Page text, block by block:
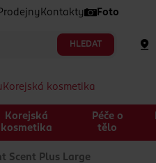
Kontakty Foto
HLEDAT
Korejská kosmetika
Korejská
kosmetika
Péče o
tělo
Scent Plus Large